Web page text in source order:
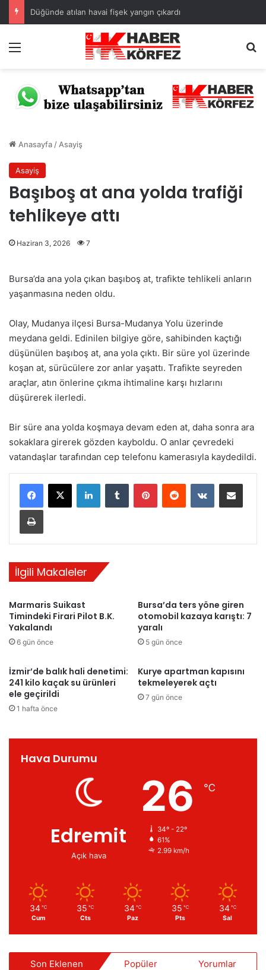
Düğünde atılan havai fişek yangın çıkardı
Anasayfa / Asayiş
Asayiş
Başıboş at ana yolda trafiği
tehlikeye attı
Haziran 3, 2026 7
Bursa’da ana yola çıkan başıboş at, trafikte tehlikeli anların
yaşanmasına neden oldu.
Olay, Mudanya ilçesi Bursa-Mudanya Yolu üzerinde
meydana geldi. Edinilen bilgiye göre, sahibinden kaçtığı
düşünülen başıboş at, ana yola çıktı. Bir süre yol üzerinde
koşan at, sürücülere zor anlar yaşattı. Trafikte seyreden
araçlar, atın önlerine çıkma ihtimaline karşı hızlarını
düşürerek ilerledi.
Bir süre ana yolda koşmaya devam eden at, daha sonra ara
sokaklara girerek gözden kayboldu. O anlar çevredeki
vatandaşlar tarafından cep telefonu kamerasıyla kaydedildi.
İlgili Makaleler
Marmaris Suikast
Timindeki Firari Pilot B.K.
Yakalandı
6 gün önce
Bursa’da ters yöne giren
otomobil kazaya karıştı: 7
yaralı
5 gün önce
İzmir’de balık hali denetimi:
241 kilo kaçak su ürünleri
ele geçirildi
1 hafta önce
Kurye apartman kapısını
tekmeleyerek açtı
7 gün önce
Hava Durumu
Edremit
Açık hava
26 ℃
34º - 22º
61%
2.99 km/h
34 ℃
Cum
35 ℃
Cts
34 ℃
Paz
35 ℃
Pts
34 ℃
Sal
Son Eklenen Popüler Yorumlar